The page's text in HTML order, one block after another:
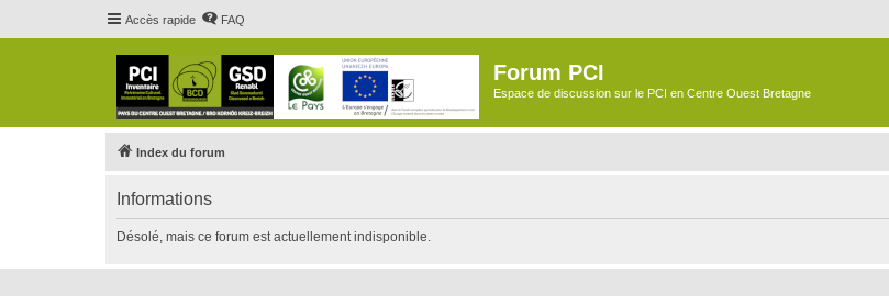
Accès rapide FAQ
Forum PCI
Espace de discussion sur le PCI en Centre Ouest Bretagne
Index du forum
Informations
Désolé, mais ce forum est actuellement indisponible.